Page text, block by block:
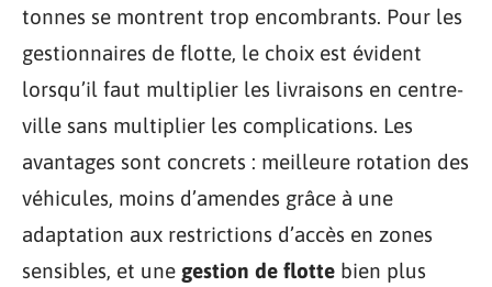
tonnes se montrent trop encombrants. Pour les
gestionnaires de flotte, le choix est évident
lorsqu’il faut multiplier les livraisons en centre-
ville sans multiplier les complications. Les
avantages sont concrets : meilleure rotation des
véhicules, moins d’amendes grâce à une
adaptation aux restrictions d’accès en zones
sensibles, et une gestion de flotte bien plus